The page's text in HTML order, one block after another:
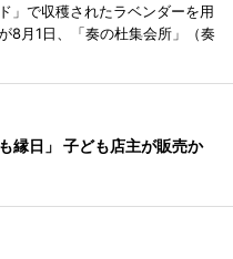
」で収穫されたラベンダーを用
8月1日、「奏の杜集会所」（奏
縁日」 子ども店主が販売か